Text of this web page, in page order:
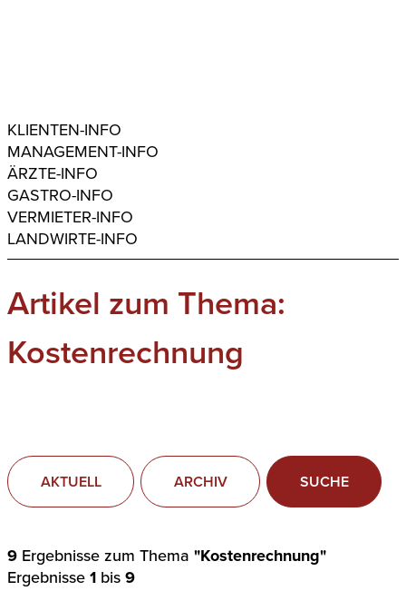
KLIENTEN-INFO
MANAGEMENT-INFO
ÄRZTE-INFO
GASTRO-INFO
VERMIETER-INFO
LANDWIRTE-INFO
Artikel zum Thema:
Kostenrechnung
AKTUELL ARCHIV SUCHE
9 Ergebnisse zum Thema "Kostenrechnung"
Ergebnisse 1 bis 9